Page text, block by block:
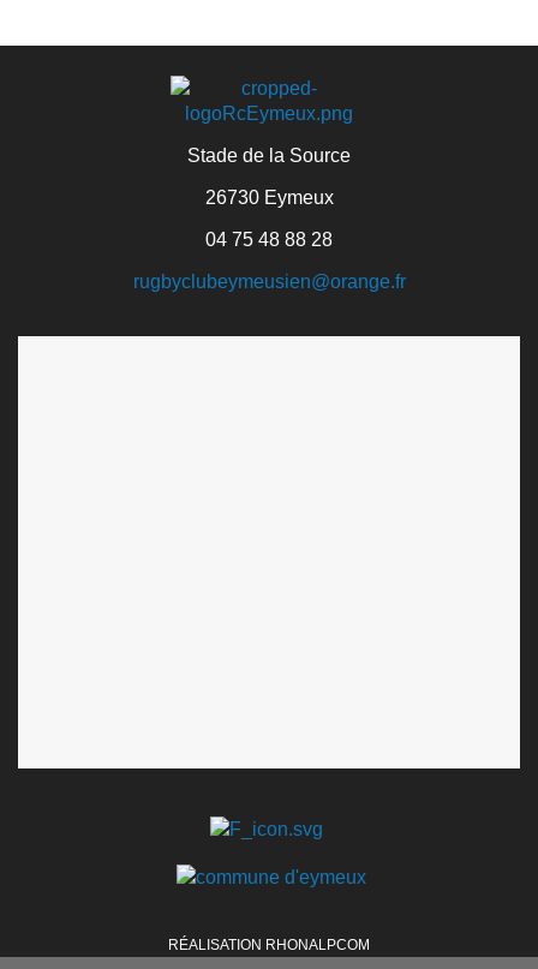
Stade de la Source
26730 Eymeux
04 75 48 88 28
rugbyclubeymeusien@orange.fr
RÉALISATION RHONALPCOM